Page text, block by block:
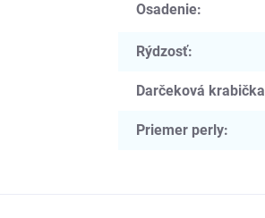
Osadenie:
Rýdzosť:
Darčeková krabička
Priemer perly: